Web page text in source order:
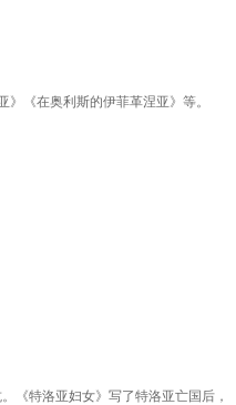
《在奥利斯的伊菲革涅亚》等。
《特洛亚妇女》写了特洛亚亡国后，